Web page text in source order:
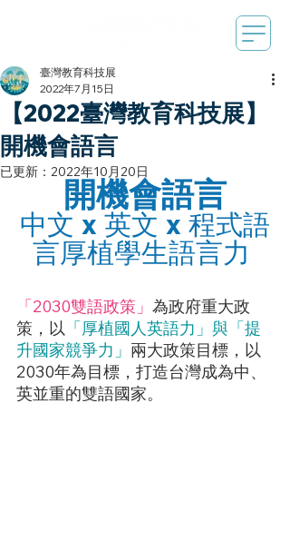
【2022臺灣教育科技展】
開機會語言
臺灣教育科技展
2022年7月15日
已更新： 2022年10月20日
開機會語言
中文 x 英文 x 程式語
言厚植學生語言力
「2030雙語政策」 為政府重大政
策，以 「厚植國人英語力」與「提
升國家競爭力」 兩大政策目標，以
2030年為目標，打造台灣成為中、
英並重的雙語國家。